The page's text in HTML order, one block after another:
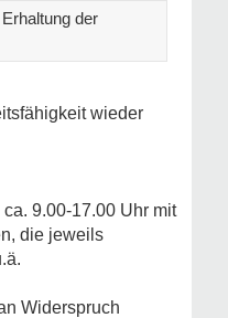
der
wieder
9.00-17.00 Uhr mit
die jeweils
Widerspruch